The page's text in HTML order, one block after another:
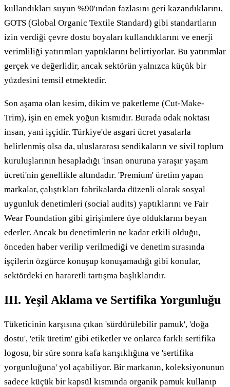
kullandıkları suyun %90'ından fazlasını geri kazandıklarını,
GOTS (Global Organic Textile Standard) gibi standartların
izin verdiği çevre dostu boyaları kullandıklarını ve enerji
verimliliği yatırımları yaptıklarını belirtiyorlar. Bu yatırımlar
gerçek ve değerlidir, ancak sektörün yalnızca küçük bir
yüzdesini temsil etmektedir.
Son aşama olan kesim, dikim ve paketleme (Cut-Make-
Trim), işin en emek yoğun kısmıdır. Burada odak noktası
insan, yani işçidir. Türkiye'de asgari ücret yasalarla
belirlenmiş olsa da, uluslararası sendikaların ve sivil toplum
kuruluşlarının hesapladığı 'insan onuruna yaraşır yaşam
ücreti'nin genellikle altındadır. 'Premium' üretim yapan
markalar, çalıştıkları fabrikalarda düzenli olarak sosyal
uygunluk denetimleri (social audits) yaptıklarını ve Fair
Wear Foundation gibi girişimlere üye olduklarını beyan
ederler. Ancak bu denetimlerin ne kadar etkili olduğu,
önceden haber verilip verilmediği ve denetim sırasında
işçilerin özgürce konuşup konuşamadığı gibi konular,
sektördeki en hararetli tartışma başlıklarıdır.
III. Yeşil Aklama ve Sertifika Yorgunluğu
Tüketicinin karşısına çıkan 'sürdürülebilir pamuk', 'doğa
dostu', 'etik üretim' gibi etiketler ve onlarca farklı sertifika
logosu, bir süre sonra kafa karışıklığına ve 'sertifika
yorgunluğuna' yol açabiliyor. Bir markanın, koleksiyonunun
sadece küçük bir kapsül kısmında organik pamuk kullanıp